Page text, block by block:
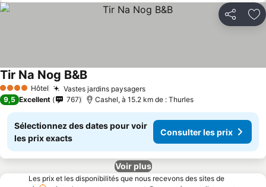
Partager
4 Étoiles Hôtel Vastes jardins paysagersConsulter les prix
Tir Na Nog B&BConsulter les prix
9,5 Excellent 767 Cashel, à 15.2 km de : Thurles
Sélectionnez des dates pour voir
les prix exacts
Consulter les prix
Voir plus
Les prix et les disponibilités que nous recevons des sites de